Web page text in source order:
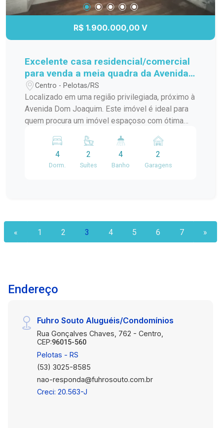
oportunidade de conhecer essa propriedade que
pode atender tanto suas necessidades
residenciais quanto comerciais. Entre em contato
R$ 1.900.000,00 V
Excelente casa residencial/comercial
para venda a meia quadra da Avenida
Dom Joaquim.
Centro - Pelotas/RS
Localizado em uma região privilegiada, próximo à
Avenida Dom Joaquim. Este imóvel é ideal para
quem procura um imóvel espaçoso com ótima
Avenida Dom Joaquim. Área Construída: 410 m²
Posição Solar: Leste (ótima iluminação natural
pela manhã). Recuo ajardinado: Espaço na frente
Salas: Sala de estar (também com lareira) e jantar
banheiros (suítes e sociais). Vagas para veículos:
2 vagas na garagem. 2 vagas descobertas. Área
paisagismo adicional. Entre em contato conosco
e agende sua visita.
4
Dorm.
2
Suítes
4
Banho
2
Garagens
« 1 2 3 4 5 6 7 »
Endereço
Fuhro Souto Aluguéis/Condomínios
Rua Gonçalves Chaves, 762 - Centro,
CEP:96015-560
Pelotas - RS
(53) 3025-8585
nao-responda@fuhrosouto.com.br
Creci: 20.563-J